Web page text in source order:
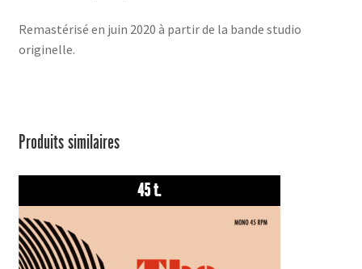
Remastérisé en juin 2020 à partir de la bande studio
originelle.
Produits similaires
45 t.